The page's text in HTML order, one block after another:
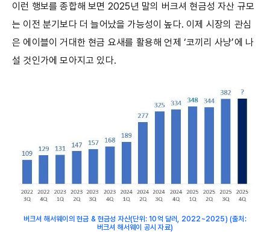
이런 행보를 종합해 보면 2025년 말의 버크셔 현금성 자산 규모
는 이전 분기보다 더 늘어났을 가능성이 높다. 이제 시장의 관심
은 에이블이 거대한 현금 요새를 활용해 언제 ‘코끼리 사냥’에 나
설 것인가에 모아지고 있다.
버크셔 해서웨이의 현금 & 현금성 자산(단위: 10억 달러, 2022~2025) (출처:
버크셔 해서웨이 공시 자료)